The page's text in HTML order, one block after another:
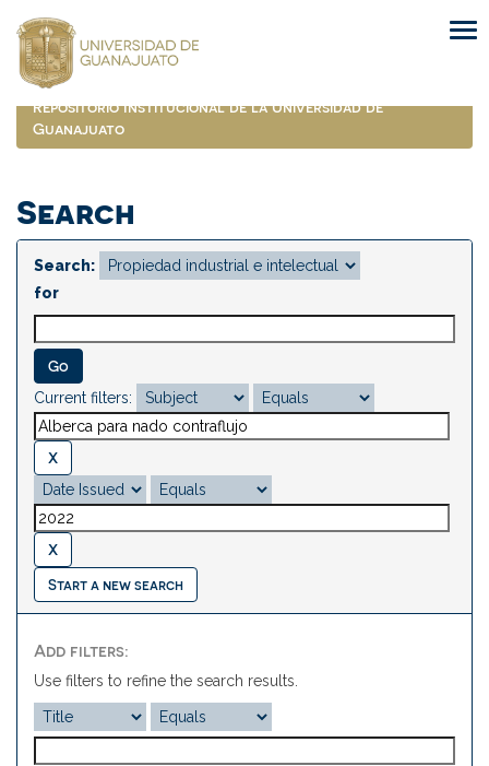
navigation
Repositorio Institucional de la Universidad de
Guanajuato
Search
Search:
for
Current filters:
Start a new search
Add filters:
Use filters to refine the search results.